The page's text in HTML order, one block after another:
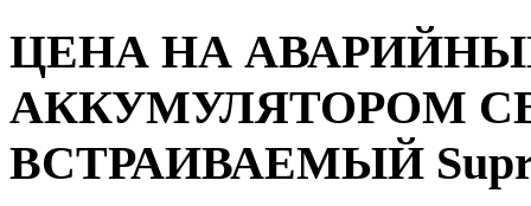
ЦЕНА НА
АККУМУЛЯТОРОМ
ВСТРАИВАЕМЫЙ